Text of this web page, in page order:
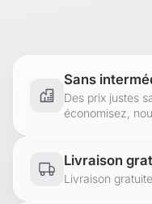
Sans
Des prix justes
économisez,
Livraison
Livraison